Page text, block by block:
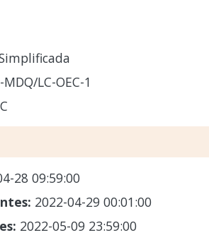
LC-OEC-1
28 09:59:00
2022-04-29 00:01:00
2022-05-09 23:59:00